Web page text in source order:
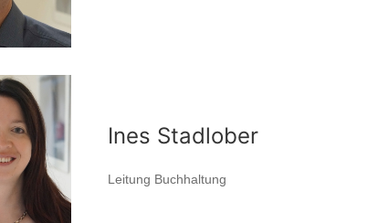
Ines Stadlober
Leitung Buchhaltung